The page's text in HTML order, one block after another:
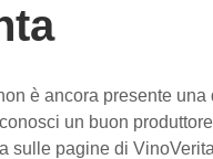
è ancora presente
un buon
sulle pagine di